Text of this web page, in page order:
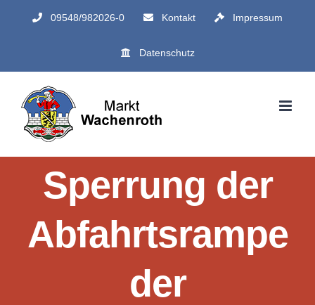
09548/982026-0 Kontakt Impressum
Datenschutz
Sperrung der
Abfahrtsrampe
der